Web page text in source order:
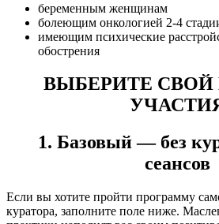
беременным женщинам
болеющим онкологией 2-4
имеющим психические
обострения
ВЫБЕРИТЕ СВОЙ
1. Базовый — без
сеансов
Если вы хотите пройти программу
куратора, заполните поле ниже.